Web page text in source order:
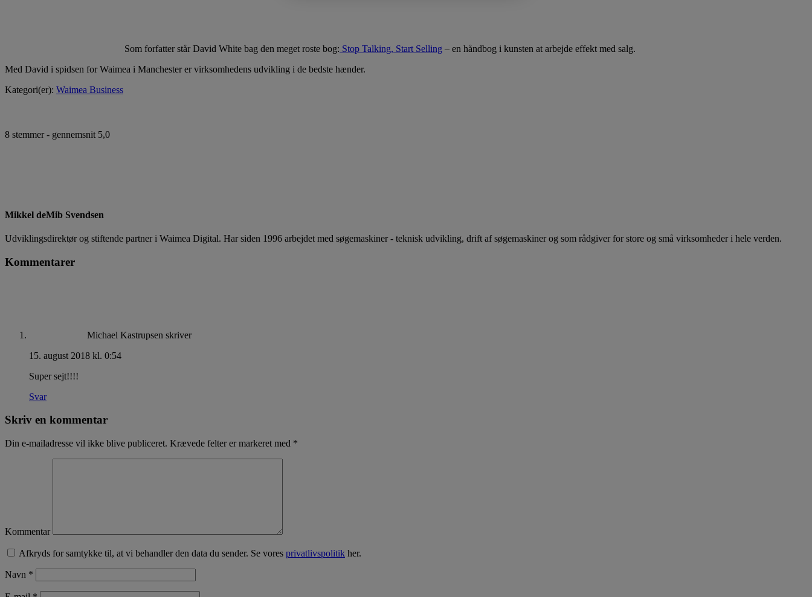
Som forfatter står David White bag den meget roste bog: Stop Talking, Start Selling – en håndbog i kunsten at arbejde effekt med salg.
Med David i spidsen for Waimea i Manchester er virksomhedens udvikling i de bedste hænder.
Kategori(er): Waimea Business
8 stemmer - gennemsnit 5,0
Mikkel deMib Svendsen
Udviklingsdirektør og stiftende partner i Waimea Digital. Har siden 1996 arbejdet med søgemaskiner - teknisk udvikling, drift af søgemaskiner og som rådgiver for store og små virksomheder i hele verden.
Kommentarer
Michael Kastrupsen skriver
15. august 2018 kl. 0:54
Super sejt!!!!
Svar
Skriv en kommentar
Din e-mailadresse vil ikke blive publiceret. Krævede felter er markeret med *
Kommentar
Afkryds for samtykke til, at vi behandler den data du sender. Se vores privatlivspolitik her.
Navn *